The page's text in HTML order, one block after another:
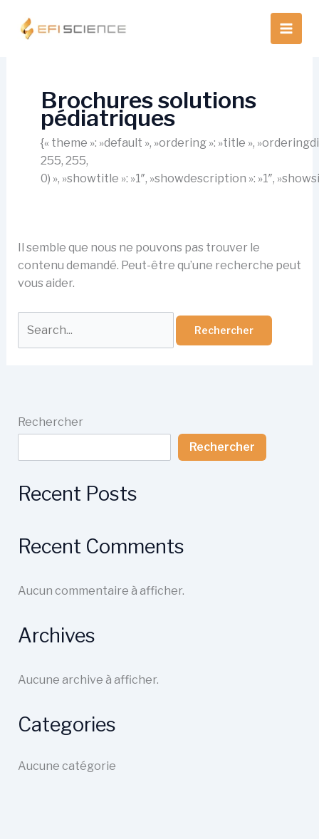
contenu
Brochures solutions
pédiatriques
{« theme »: »default », »ordering »: »title »,
255, 255,
0) », »showtitle »: »1″, »showdescription »: »1″,
Il semble que nous ne pouvons pas trouver le
contenu demandé. Peut-être qu’une recherche peut
vous aider.
Rechercher
Rechercher
Recent Posts
Recent Comments
Aucun commentaire à afficher.
Archives
Aucune archive à afficher.
Categories
Aucune catégorie